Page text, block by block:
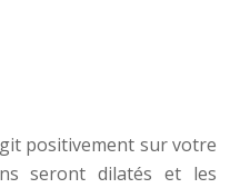
positivement sur votre
seront dilatés et les